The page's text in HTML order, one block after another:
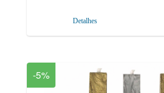
Detalhes
-5%